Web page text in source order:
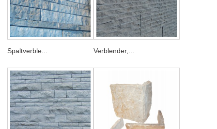
Spaltverble... Verblender,...